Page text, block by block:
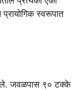
प्रायोगिक स्वरूपात
जवळपास ९० टक्के